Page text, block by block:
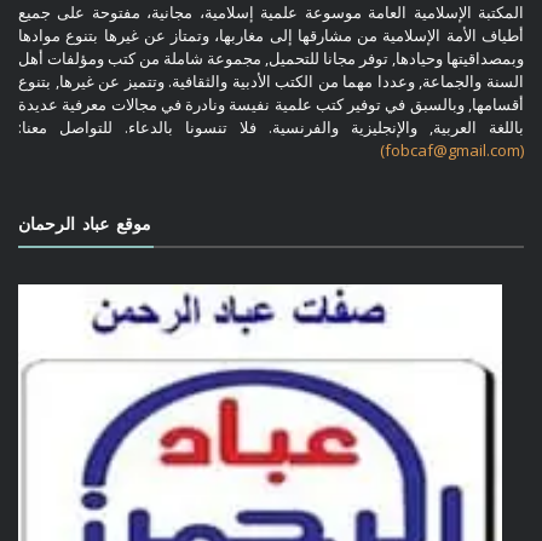
المكتبة الإسلامية العامة موسوعة علمية إسلامية، مجانية، مفتوحة على جميع
أطياف الأمة الإسلامية من مشارقها إلى مغاربها، وتمتاز عن غيرها بتنوع موادها
وبمصداقيتها وحيادها, توفر مجانا للتحميل, مجموعة شاملة من كتب ومؤلفات أهل
السنة والجماعة, وعددا مهما من الكتب الأدبية والثقافية. وتتميز عن غيرها, بتنوع
أقسامها, وبالسبق في توفير كتب علمية نفيسة ونادرة في مجالات معرفية عديدة
باللغة العربية, والإنجليزية والفرنسية. فلا تنسونا بالدعاء. للتواصل معنا:
(fobcaf@gmail.com)
موقع عباد الرحمان